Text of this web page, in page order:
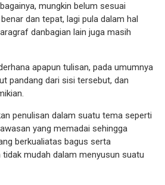
mungkin belum sesuai
dan tepat, lagi pula dalam hal
danbagian lain juga masih
apapun tulisan, pada umumnya
pandang dari sisi tersebut, dan
penulisan dalam suatu tema seperti
yang memadai sehingga
berkualiatas bagus serta
mudah dalam menyusun suatu